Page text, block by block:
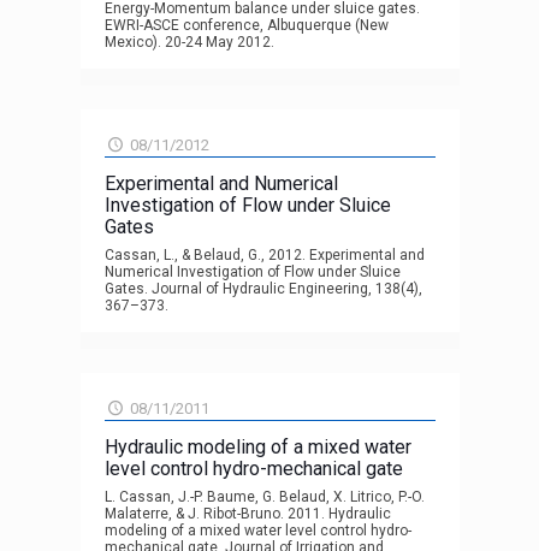
Energy-Momentum balance under sluice gates.
EWRI-ASCE conference, Albuquerque (New
Mexico). 20-24 May 2012.
08/11/2012
Experimental and Numerical
Investigation of Flow under Sluice
Gates
Cassan, L., & Belaud, G., 2012. Experimental and
Numerical Investigation of Flow under Sluice
Gates. Journal of Hydraulic Engineering, 138(4),
367–373.
08/11/2011
Hydraulic modeling of a mixed water
level control hydro-mechanical gate
L. Cassan, J.-P. Baume, G. Belaud, X. Litrico, P.-O.
Malaterre, & J. Ribot-Bruno. 2011. Hydraulic
modeling of a mixed water level control hydro-